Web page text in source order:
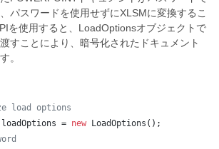
パスワードを使用せずにXLSMに変換するこ
を使用すると、LoadOptionsオブジェクトで
すことにより、暗号化されたドキュメント
。
options
loadOptions = new LoadOptions ();